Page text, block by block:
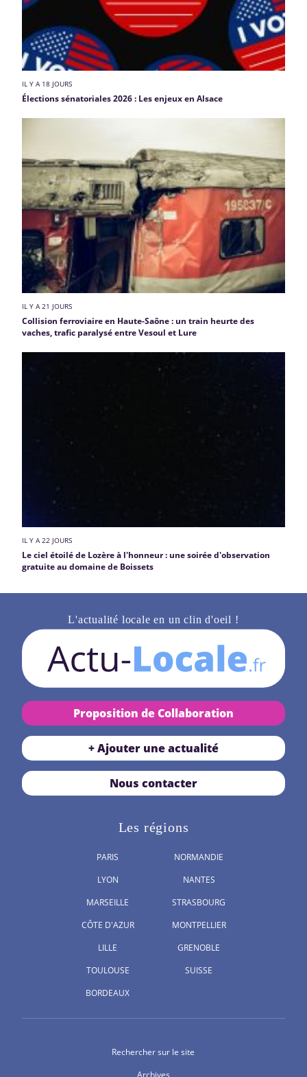
IL Y A 18 JOURS
Élections sénatoriales 2026 : Les enjeux en Alsace
IL Y A 21 JOURS
Collision ferroviaire en Haute-Saône : un train heurte des
vaches, trafic paralysé entre Vesoul et Lure
IL Y A 22 JOURS
Le ciel étoilé de Lozère à l'honneur : une soirée d'observation
gratuite au domaine de Boissets
L'actualité locale en un clin d'oeil !
Proposition de Collaboration
+ Ajouter une actualité
Nous contacter
Les régions
PARIS
LYON
MARSEILLE
CÔTE D'AZUR
LILLE
TOULOUSE
BORDEAUX
NORMANDIE
NANTES
STRASBOURG
MONTPELLIER
GRENOBLE
SUISSE
Rechercher sur le site